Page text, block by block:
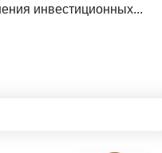
инвестиционных...